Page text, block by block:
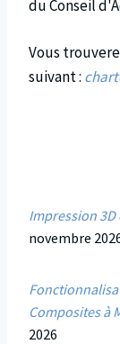
du Conseil
Vous
suivant :
Impression
novembre
Composites à
2026